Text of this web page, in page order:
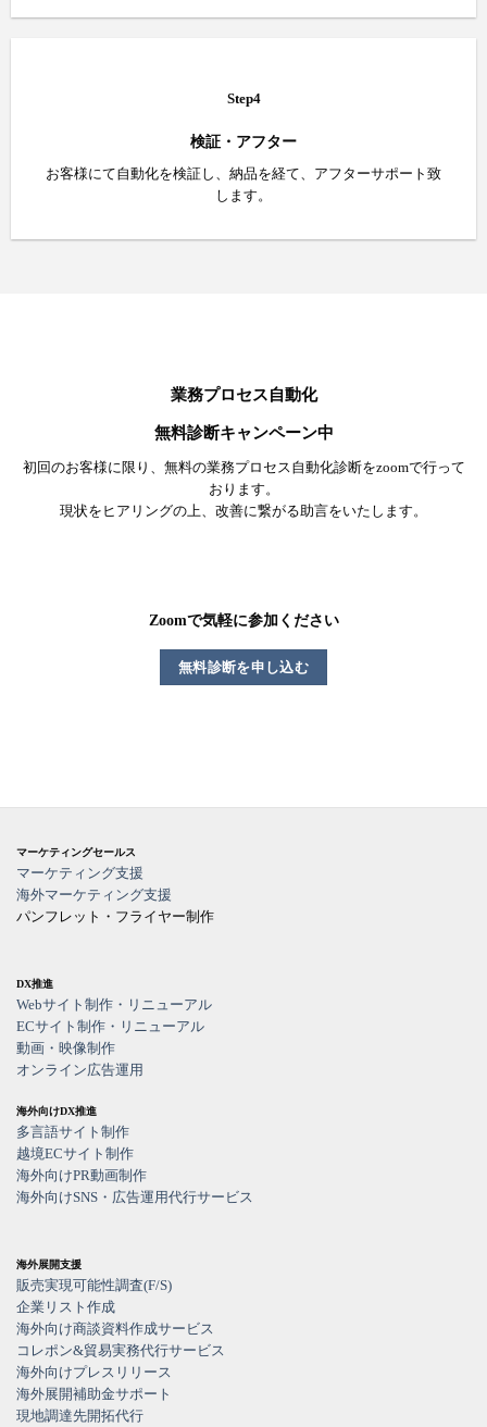
Step4
検証・アフター
お客様にて自動化を検証し、納品を経て、アフターサポート致
します。
業務プロセス自動化
無料診断キャンペーン中
初回のお客様に限り、無料の業務プロセス自動化診断をzoomで行って
おります。
現状をヒアリングの上、改善に繋がる助言をいたします。
Zoomで気軽に参加ください
無料診断を申し込む
マーケティングセールス
マーケティング支援
海外マーケティング支援
パンフレット・フライヤー制作
DX推進
Webサイト制作・リニューアル
ECサイト制作・リニューアル
動画・映像制作
オンライン広告運用
海外向けDX推進
多言語サイト制作
越境ECサイト制作
海外向けPR動画制作
海外向けSNS・広告運用代行サービス
海外展開支援
販売実現可能性調査(F/S)
企業リスト作成
海外向け商談資料作成サービス
コレポン&貿易実務代行サービス
海外向けプレスリリース
海外展開補助金サポート
現地調達先開拓代行